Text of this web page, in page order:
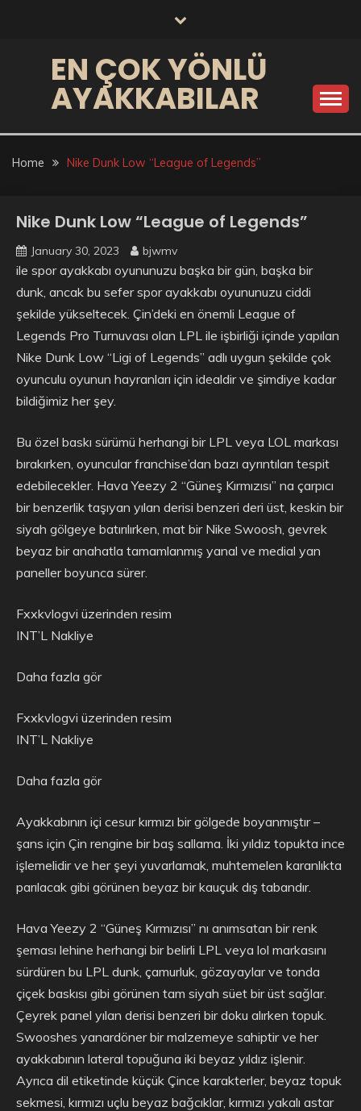
EN ÇOK YÖNLÜ
AYAKKABILAR
Home Nike Dunk Low “League of Legends”
Nike Dunk Low “League of Legends”
January 30, 2023 bjwmv
ile spor ayakkabı oyununuzu başka bir gün, başka bir
dunk, ancak bu sefer spor ayakkabı oyununuzu ciddi
şekilde yükseltecek. Çin’deki en önemli League of
Legends Pro Turnuvası olan LPL ile işbirliği içinde yapılan
Nike Dunk Low “Ligi of Legends” adlı uygun şekilde çok
oyunculu oyunun hayranları için idealdir ve şimdiye kadar
bildiğimiz her şey.
Bu özel baskı sürümü herhangi bir LPL veya LOL markası
bırakırken, oyuncular franchise’dan bazı ayrıntıları tespit
edebilecekler. Hava Yeezy 2 “Güneş Kırmızısı” na çarpıcı
bir benzerlik taşıyan yılan derisi benzeri deri üst, keskin bir
siyah gölgeye batırılırken, mat bir Nike Swoosh, gevrek
beyaz bir anahatla tamamlanmış yanal ve medial yan
paneller boyunca sürer.
Fxxkvlogvi üzerinden resim
INT’L Nakliye
Daha fazla gör
Fxxkvlogvi üzerinden resim
INT’L Nakliye
Daha fazla gör
Ayakkabının içi cesur kırmızı bir gölgede boyanmıştır –
şans için Çin rengine bir baş sallama. İki yıldız topukta ince
işlemelidir ve her şeyi yuvarlamak, muhtemelen karanlıkta
parılacak gibi görünen beyaz bir kauçuk dış tabandır.
Hava Yeezy 2 “Güneş Kırmızısı” nı anımsatan bir renk
şeması lehine herhangi bir belirli LPL veya lol markasını
sürdüren bu LPL dunk, çamurluk, gözayaylar ve tonda
çiçek baskısı gibi görünen tam siyah süet bir üst sağlar.
Çeyrek panel yılan derisi benzeri bir doku alırken topuk.
Swooshes yanardöner bir malzemeye sahiptir ve her
ayakkabının lateral topuğuna iki beyaz yıldız işlenir.
Ayrıca dil etiketinde küçük Çince karakterler, beyaz topuk
sekmesi, kırmızı uçlu beyaz bağcıklar, kırmızı yakalı astar